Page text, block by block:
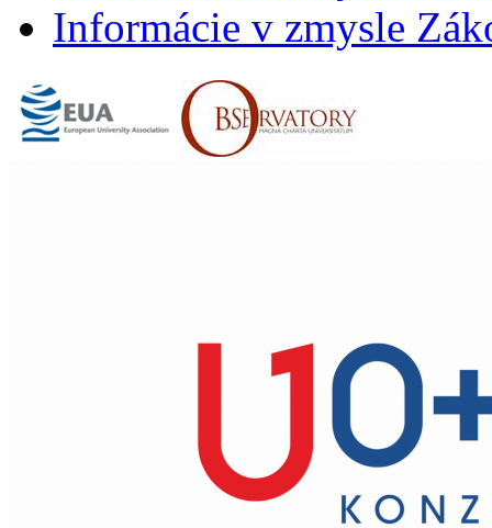
Informácie v zmysle